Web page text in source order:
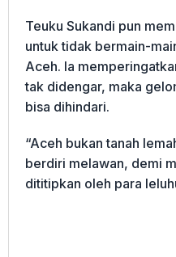
Teuku Sukandi pun
untuk tidak bermain-
Aceh. Ia
tak didengar, maka
bisa dihindari.
“Aceh bukan tanah
berdiri melawan, demi
dititipkan oleh para